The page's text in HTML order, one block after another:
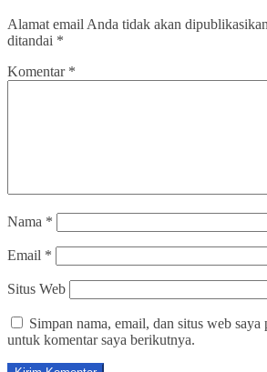
Alamat email Anda tidak akan
ditandai *
Komentar *
Nama *
Email *
Situs Web
Simpan nama, email, dan situs web saya
untuk komentar saya berikutnya.